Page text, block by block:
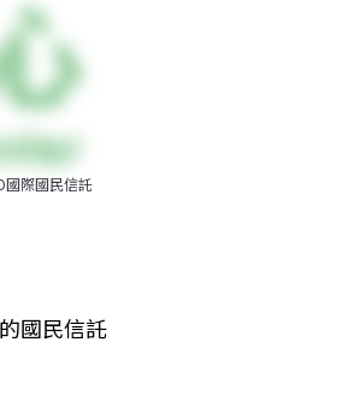
國際國民信託
國民信託